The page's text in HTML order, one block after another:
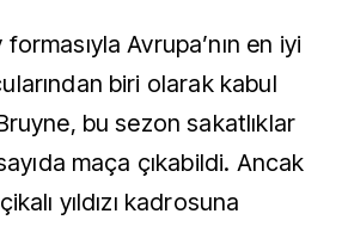
Avrupa’nın en iyi
biri olarak kabul
bu sezon sakatlıklar
maça çıkabildi. Ancak
yıldızı kadrosuna